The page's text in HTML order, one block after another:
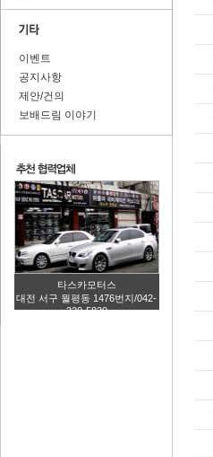
이벤트
공지사항
제안/건의
보배드림 이야기
타스카모터스
대전 서구 월평동 1476번지/042-
320-5820